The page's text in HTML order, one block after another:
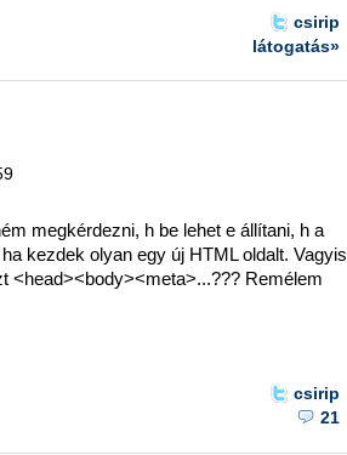
csirip
látogatás»
megkérdezni, h be lehet e állítani, h a
kezdek olyan egy új HTML oldalt. Vagyis
<head><body><meta>...??? Remélem
csirip
21